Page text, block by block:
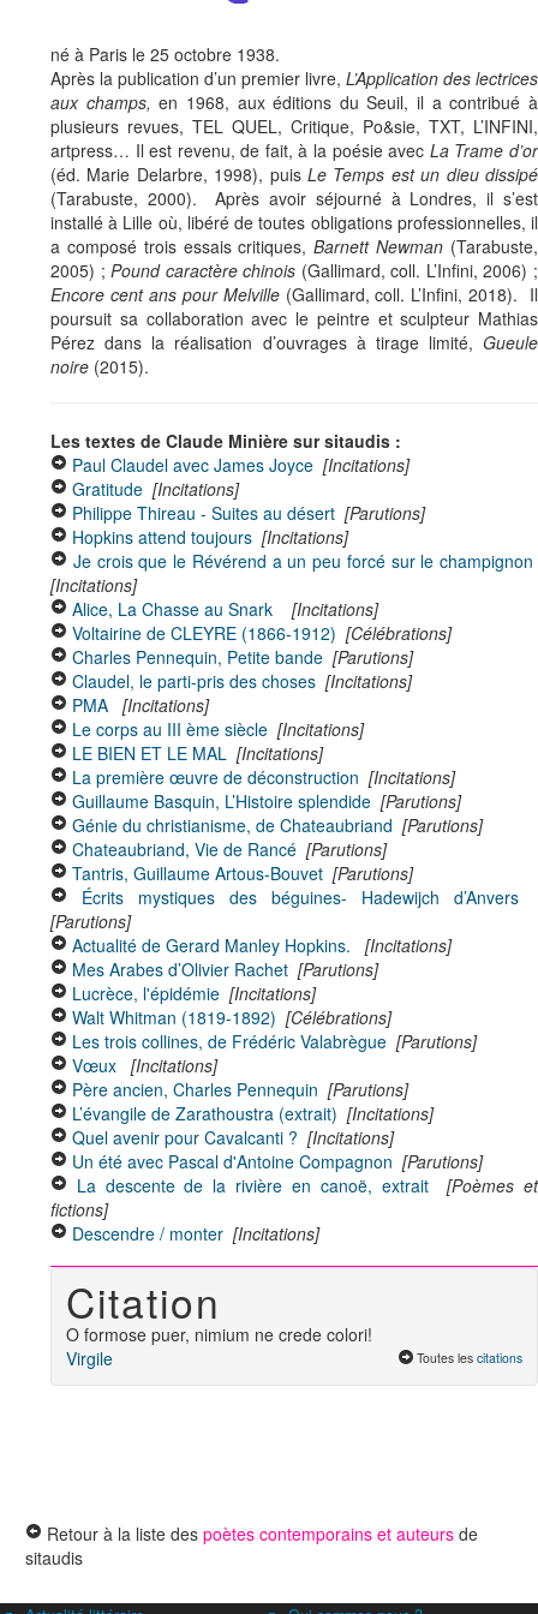
né à Paris le 25 octobre 1938.
Après la publication d’un premier livre, L’Application des lectrices
aux champs,en 1968, aux éditions du Seuil, il a contribué à
plusieurs revues, TEL QUEL, Critique, Po&sie, TXT, L’INFINI,
artpress… Il est revenu, de fait, à la poésie avec La Trame d’or
(éd. Marie Delarbre, 1998), puis Le Temps est un dieu dissipé
(Tarabuste, 2000). Après avoir séjourné à Londres, il s’est
installé à Lille où, libéré de toutes obligations professionnelles, il
a composé trois essais critiques,Barnett Newman (Tarabuste,
2005) ;Pound caractère chinois (Gallimard, coll. L’Infini, 2006) ;
Encore cent ans pour Melville(Gallimard, coll. L’Infini, 2018). Il
poursuit sa collaboration avec le peintre et sculpteur Mathias
Pérez dans la réalisation d’ouvrages à tirage limité, Gueule
noire (2015).
Les textes de Claude Minière sur sitaudis :
Paul Claudel avec James Joyce [Incitations]
Gratitude [Incitations]
Philippe Thireau - Suites au désert [Parutions]
Hopkins attend toujours [Incitations]
Je crois que le Révérend a un peu forcé sur le champignon
[Incitations]
Alice, La Chasse au Snark
[Incitations]
Voltairine de CLEYRE (1866-1912) [Célébrations]
Charles Pennequin, Petite bande [Parutions]
Claudel, le parti-pris des choses [Incitations]
PMA [Incitations]
Le corps au III ème siècle [Incitations]
LE BIEN ET LE MAL [Incitations]
La première œuvre de déconstruction [Incitations]
Guillaume Basquin, L’Histoire splendide [Parutions]
Génie du christianisme, de Chateaubriand [Parutions]
Chateaubriand, Vie de Rancé [Parutions]
Tantris, Guillaume Artous-Bouvet [Parutions]
Écrits mystiques des béguines- Hadewijch d’Anvers
[Parutions]
Actualité de Gerard Manley Hopkins.
[Incitations]
Mes Arabes d’Olivier Rachet [Parutions]
Lucrèce, l'épidémie [Incitations]
Walt Whitman (1819-1892) [Célébrations]
Les trois collines, de Frédéric Valabrègue [Parutions]
Vœux [Incitations]
Père ancien, Charles Pennequin [Parutions]
L’évangile de Zarathoustra (extrait) [Incitations]
Quel avenir pour Cavalcanti ? [Incitations]
Un été avec Pascal d'Antoine Compagnon [Parutions]
La descente de la rivière en canoë, extrait
[Poèmes et
fictions]
Descendre / monter [Incitations]
Citation
O formose puer, nimium ne crede colori!
Virgile
Toutes les citations
Retour à la liste des poètes contemporains et auteurs de
sitaudis